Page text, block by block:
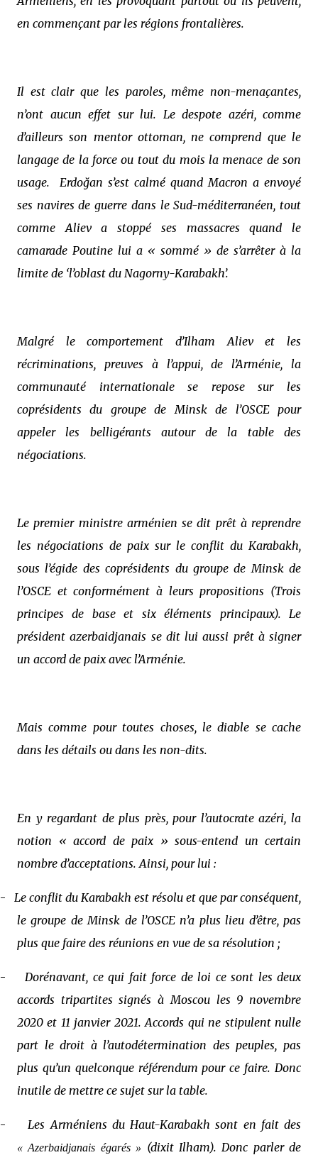
en commençant par les régions frontalières.
Il est clair que les paroles, même non-menaçantes,
n’ont aucun effet sur lui. Le despote azéri, comme
d’ailleurs son mentor ottoman, ne comprend que le
langage de la force ou tout du mois la menace de son
usage.
Erdoğan s’est calmé quand Macron a envoyé
ses navires de guerre dans le Sud-méditerranéen, tout
comme Aliev a stoppé ses massacres quand le
camarade Poutine lui a « sommé » de s’arrêter à la
limite de ‘l’oblast du Nagorny-Karabakh’.
Malgré le comportement d’Ilham Aliev et les
récriminations, preuves à l’appui, de l’Arménie, la
communauté internationale se repose sur les
coprésidents du groupe de Minsk de l’OSCE pour
appeler les belligérants autour de la table des
négociations.
Le premier ministre arménien se dit prêt à reprendre
les négociations de paix sur le conflit du Karabakh,
sous l’égide des coprésidents du groupe de Minsk de
l’OSCE et conformément à leurs propositions (Trois
principes de base et six éléments principaux). Le
président azerbaidjanais se dit lui aussi prêt à signer
un accord de paix avec l’Arménie.
Mais comme pour toutes choses, le diable se cache
dans les détails ou dans les non-dits.
En y regardant de plus près, pour l’autocrate azéri, la
notion « accord de paix » sous-entend un certain
nombre d’acceptations. Ainsi, pour lui :
-
Le conflit du Karabakh est résolu et que par conséquent,
le groupe de Minsk de l’OSCE n’a plus lieu d’être, pas
plus que faire des réunions en vue de sa résolution ;
-
Dorénavant, ce qui fait force de loi ce sont les deux
accords tripartites signés à Moscou les 9 novembre
2020 et 11 janvier 2021. Accords qui ne stipulent nulle
part le droit à l’autodétermination des peuples, pas
plus qu’un quelconque référendum pour ce faire. Donc
inutile de mettre ce sujet sur la table.
- Les Arméniens du Haut-Karabakh sont en fait des
« Azerbaidjanais égarés » (dixit Ilham). Donc parler de